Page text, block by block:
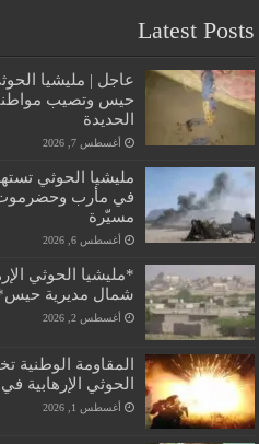
Latest Posts
عاجل | مليشيا
حيس وتصيب
الحديدة
أغسطس 7, 2026
مليشيا الحوثي
في مأرب
مسيّرة
أغسطس 6, 2026
*مليشيا الحوثي
شمال مديرية
أغسطس 2, 2026
المقاومة الوطنية
الحوثي الإرهابية
أغسطس 1, 2026